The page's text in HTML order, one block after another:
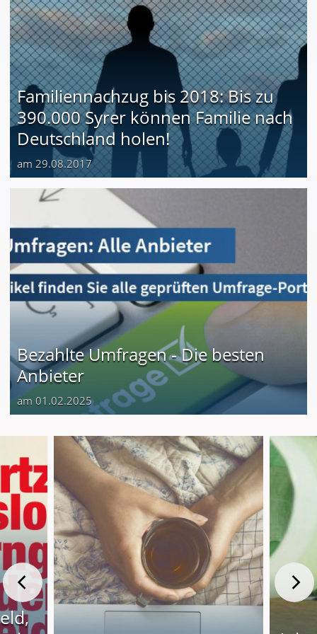
Familiennachzug bis 2018: Bis zu
390.000 Syrer können Familie nach
Deutschland holen!
am 29.08.2017
Bezahlte Umfragen - Die besten
Anbieter
am 01.02.2025